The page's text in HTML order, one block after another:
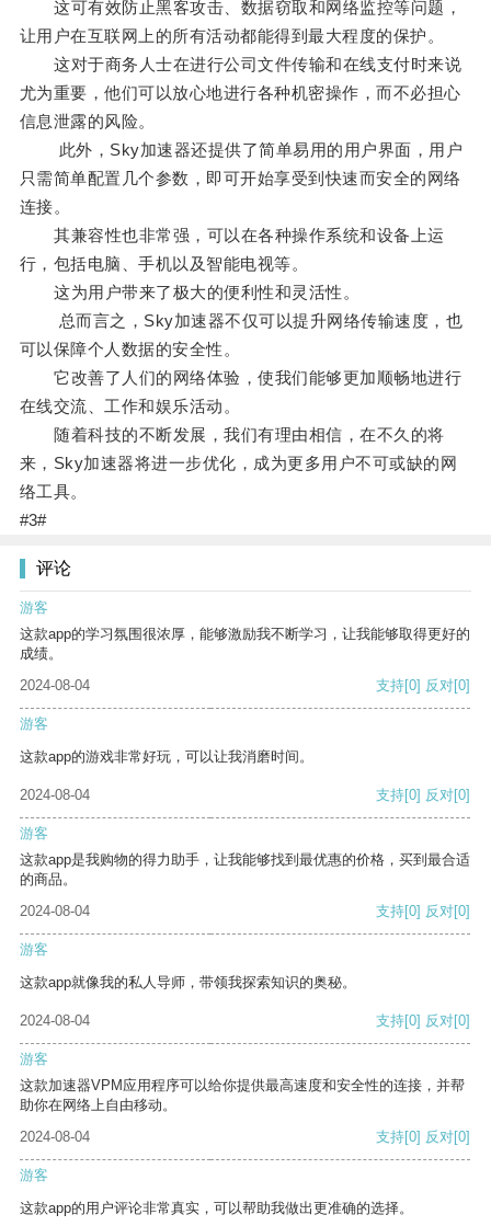
这可有效防止黑客攻击、数据窃取和网络监控等问题，
让用户在互联网上的所有活动都能得到最大程度的保护。
这对于商务人士在进行公司文件传输和在线支付时来说
尤为重要，他们可以放心地进行各种机密操作，而不必担心
信息泄露的风险。
此外，Sky加速器还提供了简单易用的用户界面，用户
只需简单配置几个参数，即可开始享受到快速而安全的网络
连接。
其兼容性也非常强，可以在各种操作系统和设备上运
行，包括电脑、手机以及智能电视等。
这为用户带来了极大的便利性和灵活性。
总而言之，Sky加速器不仅可以提升网络传输速度，也
可以保障个人数据的安全性。
它改善了人们的网络体验，使我们能够更加顺畅地进行
在线交流、工作和娱乐活动。
随着科技的不断发展，我们有理由相信，在不久的将
来，Sky加速器将进一步优化，成为更多用户不可或缺的网
络工具。
#3#
评论
游客
这款app的学习氛围很浓厚，能够激励我不断学习，让我能够取得更好的
成绩。
2024-08-04
支持[0] 反对[0]
游客
这款app的游戏非常好玩，可以让我消磨时间。
2024-08-04 支持[0] 反对[0]
游客
这款app是我购物的得力助手，让我能够找到最优惠的价格，买到最合适
的商品。
2024-08-04
支持[0] 反对[0]
游客
这款app就像我的私人导师，带领我探索知识的奥秘。
2024-08-04 支持[0] 反对[0]
游客
这款加速器VPM应用程序可以给你提供最高速度和安全性的连接，并帮
助你在网络上自由移动。
2024-08-04
支持[0] 反对[0]
游客
这款app的用户评论非常真实，可以帮助我做出更准确的选择。